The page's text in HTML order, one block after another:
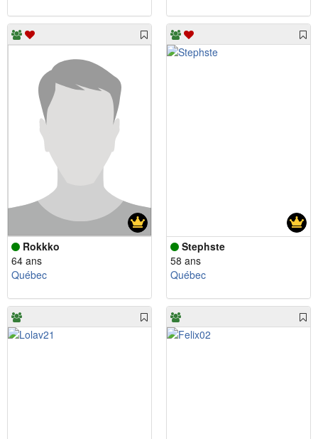
Rokkko
64 ans
Québec
Stephste
58 ans
Québec